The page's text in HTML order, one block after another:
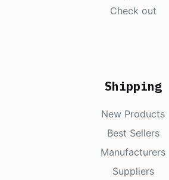
Check out
Shipping
New Products
Best Sellers
Manufacturers
Suppliers